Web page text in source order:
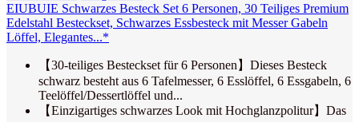
EIUBUIE Schwarzes Besteck Set 6 Personen, 30 Teiliges Premium
Edelstahl Besteckset, Schwarzes Essbesteck mit Messer Gabeln
Löffel, Elegantes...*
【30-teiliges Besteckset für 6 Personen】Dieses Besteck
schwarz besteht aus 6 Tafelmesser, 6 Esslöffel, 6 Essgabeln, 6
Teelöffel/Dessertlöffel und...
【Einzigartiges schwarzes Look mit Hochglanzpolitur】Das